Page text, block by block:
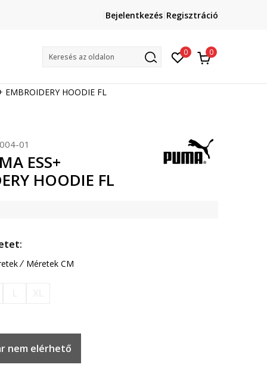
Lépj velünk kapcsolatba
online@sport-vision.huBejelentkezés Regisztráció
Keresés az oldalon 0 0
EMBROIDERY HOODIE FL
01
ESS+
HOODIE FL
Méretek CM
nem elérhető